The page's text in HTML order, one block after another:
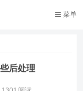
菜单
后处理